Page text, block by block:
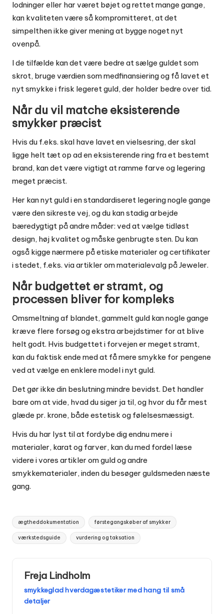
lodninger eller har været bøjet og rettet mange gange,
kan kvaliteten være så kompromitteret, at det
simpelthen ikke giver mening at bygge noget nyt
ovenpå.
I de tilfælde kan det være bedre at sælge guldet som
skrot, bruge værdien som medfinansiering og få lavet et
nyt smykke i frisk legeret guld, der holder bedre over tid.
Når du vil matche eksisterende
smykker præcist
Hvis du f.eks. skal have lavet en vielsesring, der skal
ligge helt tæt op ad en eksisterende ring fra et bestemt
brand, kan det være vigtigt at ramme farve og legering
meget præcist.
Her kan nyt guld i en standardiseret legering nogle gange
være den sikreste vej, og du kan stadig arbejde
bæredygtigt på andre måder: ved at vælge tidløst
design, høj kvalitet og måske genbrugte sten. Du kan
også kigge nærmere på etiske materialer og certifikater
i stedet, f.eks. via artikler om materialevalg påJeweler.
Når budgettet er stramt, og
processen bliver for kompleks
Omsmeltning af blandet, gammelt guld kan nogle gange
kræve flere forsøg og ekstra arbejdstimer for at blive
helt godt. Hvis budgettet i forvejen er meget stramt,
kan du faktisk ende med at få mere smykke for pengene
ved at vælge en enklere model i nyt guld.
Det gør ikke din beslutning mindre bevidst. Det handler
bare om at vide, hvad du siger ja til, og hvor du får mest
glæde pr. krone, både estetisk og følelsesmæssigt.
Hvis du har lyst til at fordybe dig endnu mere i
materialer, karat og farver, kan du med fordel læse
videre i vores artikler omguld og andre
smykkematerialer, inden du besøger guldsmeden næste
gang.
Tags:
ægtheddokumentation førstegangskøber af smykker
værkstedsguide vurdering og taksation
Freja Lindholm
smykkeglad hverdagæstetiker med hang til små
detaljer